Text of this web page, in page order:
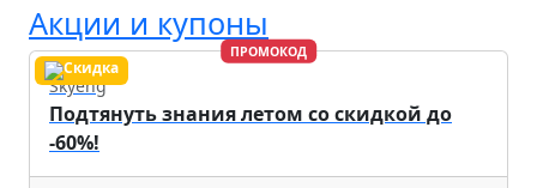
Акции и купоны
ПРОМОКОД
Skyeng
Подтянуть знания летом со скидкой до
-60%!